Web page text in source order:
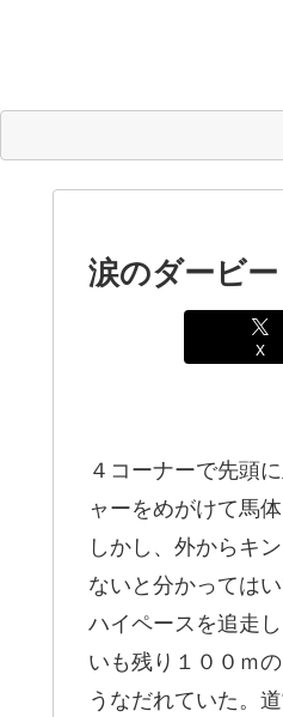
涙のダービー
X
４コーナーで先頭
ャーをめがけて馬
しかし、外からキ
ないと分かっては
ハイペースを追走
いも残り１００ｍ
うなだれていた。